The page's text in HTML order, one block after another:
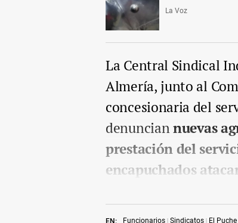
EN: Funcionarios Sindicatos El Puche
La Voz
La Central Sindical
Almería, junto al
concesionaria del
denunciannuevas
prestación del
encapuchados